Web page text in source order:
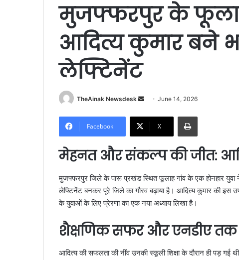
मुजफ्फरपुर के
आदित्य कुमार बने
लेफ्टिनेंट
TheAinak Newsdesk
d
n
m
a
i
June 14, 2026
Facebook X
मेहनत और संकल्प की जीत:
मुजफ्फरपुर जिले के पारू प्रखंड स्थित फूलाह गांव के एक होनहार
लेफ्टिनेंट बनकर पूरे जिले का गौरव बढ़ाया है। आदित्य कुमार की इस
के युवाओं के लिए प्रेरणा का एक नया अध्याय लिखा है।
शैक्षणिक सफर और एनडीए तक
आदित्य की सफलता की नींव उनकी स्कूली शिक्षा के दौरान ही पड़ गई